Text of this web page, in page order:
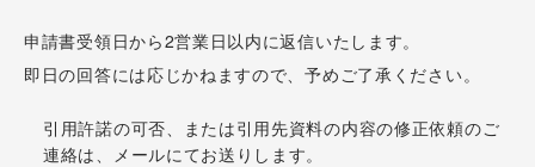
申請書受領日から2営業日以内に返信いたします。
即日の回答には応じかねますので、予めご了承ください。
­­引用許諾の可否、または引用先資料の内容の修正依頼のご
連絡は、メールにてお送りします。